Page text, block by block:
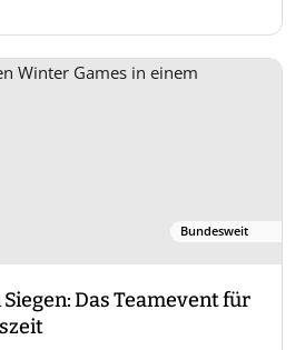
Bundesweit
Das Teamevent für